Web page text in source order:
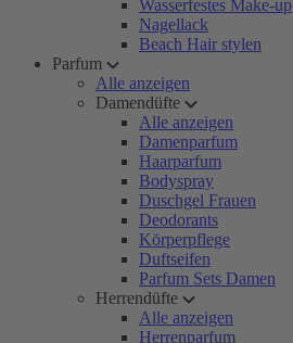
Wasserfestes Make-up
Nagellack
Beach Hair stylen
Parfum
Alle anzeigen
Damendüfte
Alle anzeigen
Damenparfum
Haarparfum
Bodyspray
Duschgel Frauen
Deodorants
Körperpflege
Duftseifen
Parfum Sets Damen
Herrendüfte
Alle anzeigen
Herrenparfum